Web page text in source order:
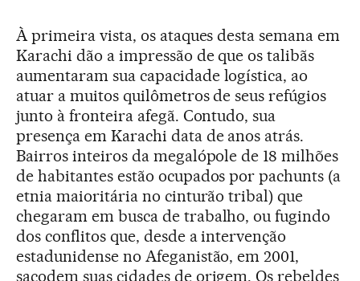
À primeira vista, os ataques desta semana em
Karachi dão a impressão de que os talibãs
aumentaram sua capacidade logística, ao
atuar a muitos quilômetros de seus refúgios
junto à fronteira afegã. Contudo, sua
presença em Karachi data de anos atrás.
Bairros inteiros da megalópole de 18 milhões
de habitantes estão ocupados por pachunts (a
etnia maioritária no cinturão tribal) que
chegaram em busca de trabalho, ou fugindo
dos conflitos que, desde a intervenção
estadunidense no Afeganistão, em 2001,
sacodem suas cidades de origem. Os rebeldes